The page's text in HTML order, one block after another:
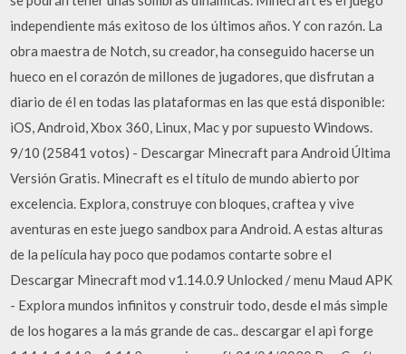
independiente más exitoso de los últimos años. Y con razón. La
obra maestra de Notch, su creador, ha conseguido hacerse un
hueco en el corazón de millones de jugadores, que disfrutan a
diario de él en todas las plataformas en las que está disponible:
iOS, Android, Xbox 360, Linux, Mac y por supuesto Windows.
9/10 (25841 votos) - Descargar Minecraft para Android Última
Versión Gratis. Minecraft es el título de mundo abierto por
excelencia. Explora, construye con bloques, craftea y vive
aventuras en este juego sandbox para Android. A estas alturas
de la película hay poco que podamos contarte sobre el
Descargar Minecraft mod v1.14.0.9 Unlocked / menu Maud APK
- Explora mundos infinitos y construir todo, desde el más simple
de los hogares a la más grande de cas.. descargar el api forge